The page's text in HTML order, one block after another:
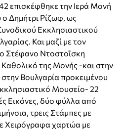
επισκέφθηκε την Ιερά Μονή
Δημήτρι Ρίζωφ, ως
Εκκλησιαστικού
Και μαζί με τον
Στέφανο Ντοστοΐσκη
της Μονής -και στην
στην Βουλγαρία προκειμένου
Μουσείο- 22
Εικόνες, δύο φύλλα από
τρεις Στάμπες με
Χειρόγραφα χαρτώα με